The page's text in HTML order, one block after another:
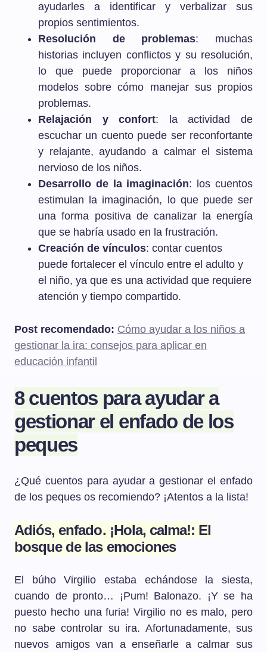
ayudarles a identificar y verbalizar sus
propios sentimientos.
Resolución de problemas: muchas
historias incluyen conflictos y su resolución,
lo que puede proporcionar a los niños
modelos sobre cómo manejar sus propios
problemas.
Relajación y confort: la actividad de
escuchar un cuento puede ser reconfortante
y relajante, ayudando a calmar el sistema
nervioso de los niños.
Desarrollo de la imaginación: los cuentos
estimulan la imaginación, lo que puede ser
una forma positiva de canalizar la energía
que se habría usado en la frustración.
Creación de vínculos: contar cuentos
puede fortalecer el vínculo entre el adulto y
el niño, ya que es una actividad que requiere
atención y tiempo compartido.
Post recomendado: Cómo ayudar a los niños a
gestionar la ira: consejos para aplicar en
educación infantil
8 cuentos para ayudar a
gestionar el enfado de los
peques
¿Qué cuentos para ayudar a gestionar el enfado
de los peques os recomiendo? ¡Atentos a la lista!
Adiós, enfado. ¡Hola, calma!: El
bosque de las emociones
El búho Virgilio estaba echándose la siesta,
cuando de pronto… ¡Pum! Balonazo. ¡Y se ha
puesto hecho una furia! Virgilio no es malo, pero
no sabe controlar su ira. Afortunadamente, sus
nuevos amigos van a enseñarle a calmar sus